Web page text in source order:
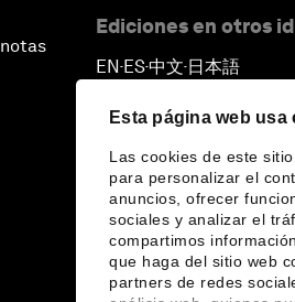
Esta página web usa
Las cookies de este
para personalizar el
anuncios, ofrecer
sociales y analizar el
compartimos
que haga del sitio web
partners de redes
Ediciones en otros
EN ▪ ES▪中文▪ 日本語